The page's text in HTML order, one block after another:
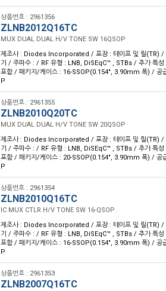
상품번호 : 2961356
ZLNB2012Q16TC
MUX DUAL DUAL H/V TONE SW 16QSOP
제조사 : Diodes Incorporated / 포장 : 테이프 및 릴(TR) /
기 / 주파수 : / RF 유형 : LNB, DiSEqC™ , STBs / 추가 특성
포함 / 패키지/케이스 : 16-SSOP(0.154", 3.90mm 폭) / 공
P
상품번호 : 2961355
ZLNB2010Q20TC
MUX DUAL DUAL H/V TONE SW 20QSOP
제조사 : Diodes Incorporated / 포장 : 테이프 및 릴(TR) /
기 / 주파수 : / RF 유형 : LNB, DiSEqC™ , STBs / 추가 특성
포함 / 패키지/케이스 : 20-SSOP(0.154", 3.90mm 폭) / 공
P
상품번호 : 2961354
ZLNB2010Q16TC
IC MUX CTLR H/V TONE SW 16-QSOP
제조사 : Diodes Incorporated / 포장 : 테이프 및 릴(TR) /
기 / 주파수 : / RF 유형 : LNB, DiSEqC™ , STBs / 추가 특성
포함 / 패키지/케이스 : 16-SSOP(0.154", 3.90mm 폭) / 공
P
상품번호 : 2961353
ZLNB2007Q16TC